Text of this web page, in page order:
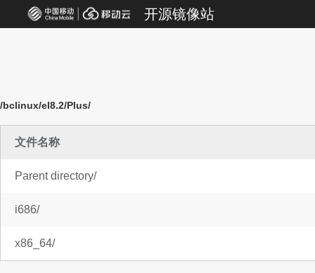
开源镜像站
/bclinux/el8.2/Plus/
文件名称
Parent directory/
i686/
x86_64/